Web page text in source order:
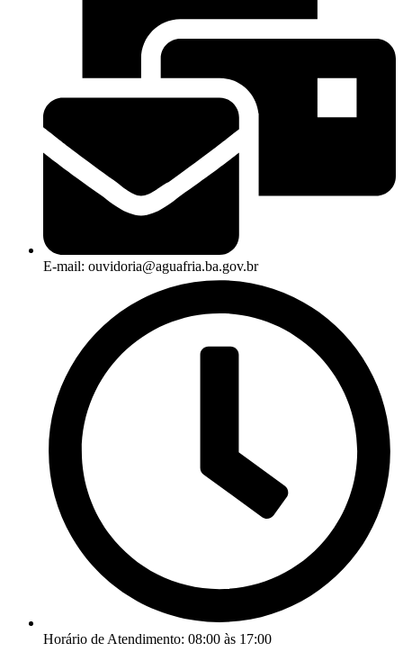
E-mail: ouvidoria@aguafria.ba.gov.br
Horário de Atendimento: 08:00 às 17:00